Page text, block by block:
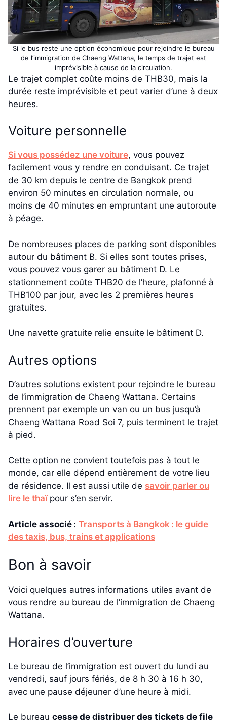
Si le bus reste une option économique pour rejoindre le bureau
de l’immigration de Chaeng Wattana, le temps de trajet est
imprévisible à cause de la circulation.
Le trajet complet coûte moins de THB30, mais la
durée reste imprévisible et peut varier d’une à deux
heures.
Voiture personnelle
Si vous possédez une voiture, vous pouvez
facilement vous y rendre en conduisant. Ce trajet
de 30 km depuis le centre de Bangkok prend
environ 50 minutes en circulation normale, ou
moins de 40 minutes en empruntant une autoroute
à péage.
De nombreuses places de parking sont disponibles
autour du bâtiment B. Si elles sont toutes prises,
vous pouvez vous garer au bâtiment D. Le
stationnement coûte THB20 de l’heure, plafonné à
THB100 par jour, avec les 2 premières heures
gratuites.
Une navette gratuite relie ensuite le bâtiment D.
Autres options
D’autres solutions existent pour rejoindre le bureau
de l’immigration de Chaeng Wattana. Certains
prennent par exemple un van ou un bus jusqu’à
Chaeng Wattana Road Soi 7, puis terminent le trajet
à pied.
Cette option ne convient toutefois pas à tout le
monde, car elle dépend entièrement de votre lieu
de résidence. Il est aussi utile de savoir parler ou
lire le thaïpour s’en servir.
Article associé : Transports à Bangkok : le guide
des taxis, bus, trains et applications
Bon à savoir
Voici quelques autres informations utiles avant de
vous rendre au bureau de l’immigration de Chaeng
Wattana.
Horaires d’ouverture
Le bureau de l’immigration est ouvert du lundi au
vendredi, sauf jours fériés, de 8 h 30 à 16 h 30,
avec une pause déjeuner d’une heure à midi.
Le bureau cesse de distribuer des tickets de file